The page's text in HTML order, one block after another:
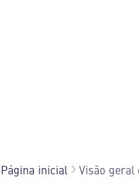
Página inicial Visão geral